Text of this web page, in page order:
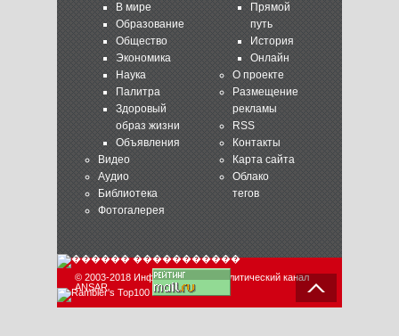
В мире
Образование
Общество
Экономика
Наука
Палитра
Здоровый
образ жизни
Объявления
Видео
Аудио
Библиотека
Фотогалерея
Прямой
путь
История
Онлайн
О проекте
Размещение
рекламы
RSS
Контакты
Карта сайта
Облако
тегов
© 2003-2018 Информационно-аналитический канал
ANSAR